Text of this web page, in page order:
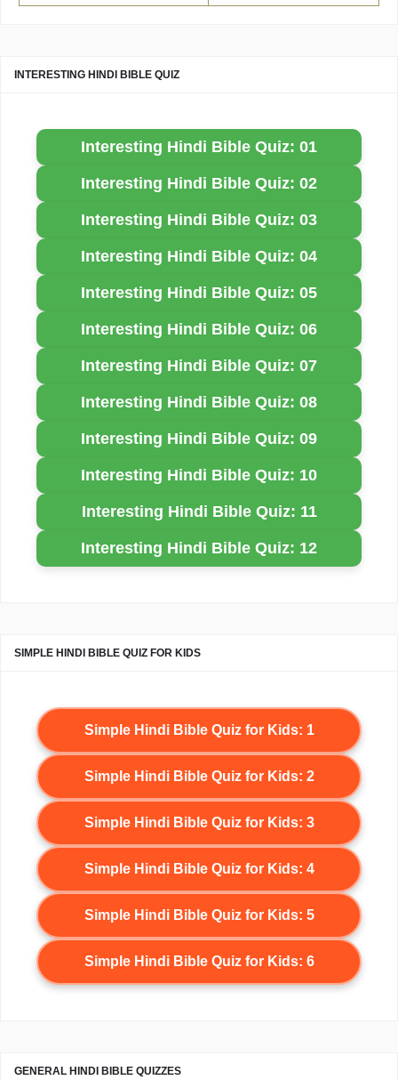
INTERESTING HINDI BIBLE QUIZ
Interesting Hindi Bible Quiz: 01
Interesting Hindi Bible Quiz: 02
Interesting Hindi Bible Quiz: 03
Interesting Hindi Bible Quiz: 04
Interesting Hindi Bible Quiz: 05
Interesting Hindi Bible Quiz: 06
Interesting Hindi Bible Quiz: 07
Interesting Hindi Bible Quiz: 08
Interesting Hindi Bible Quiz: 09
Interesting Hindi Bible Quiz: 10
Interesting Hindi Bible Quiz: 11
Interesting Hindi Bible Quiz: 12
SIMPLE HINDI BIBLE QUIZ FOR KIDS
Simple Hindi Bible Quiz for Kids: 1
Simple Hindi Bible Quiz for Kids: 2
Simple Hindi Bible Quiz for Kids: 3
Simple Hindi Bible Quiz for Kids: 4
Simple Hindi Bible Quiz for Kids: 5
Simple Hindi Bible Quiz for Kids: 6
GENERAL HINDI BIBLE QUIZZES